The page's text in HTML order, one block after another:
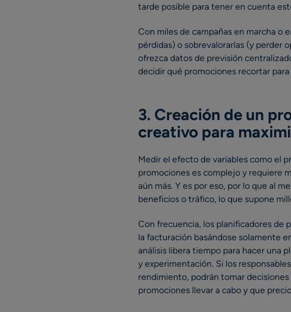
tarde posible para tener en cuenta
Con miles de campañas en marcha o
pérdidas) o sobrevalorarlas (y perder
ofrezca datos de previsión
decidir qué promociones recortar
3. Creación de un
creativo para
Medir el efecto de variables como el
promociones es complejo y requiere
aún más. Y es por eso, por lo que al
beneficios o tráfico, lo que supone
Con frecuencia, los planificadores de
la facturación basándose solamente
análisis libera tiempo para hacer una
y experimentación. Si los
rendimiento, podrán tomar
promociones llevar a cabo y que